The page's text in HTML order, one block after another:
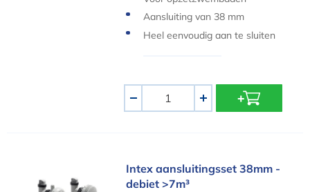
Aansluiting van 38 mm
Heel eenvoudig aan te sluiten
+
Intex aansluitingsset 38mm - debiet >7m³
Intex aansluitingsset 38mm -
debiet >7m³